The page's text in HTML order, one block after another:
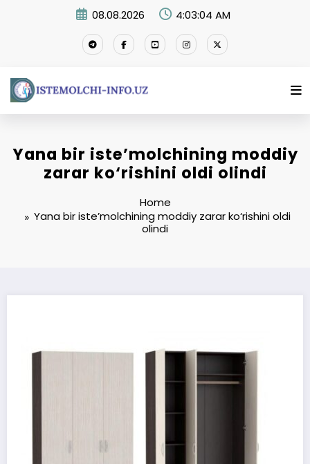
08.08.2026 4:03:04 AM
Yana bir iste’molchining moddiy
zarar ko‘rishini oldi olindi
Home
Yana bir iste’molchining moddiy zarar ko‘rishini oldi
olindi